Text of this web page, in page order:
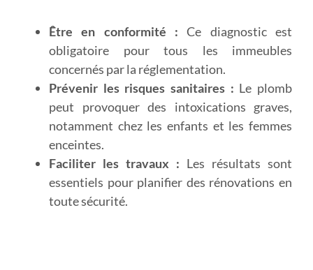
Être en conformité : Ce diagnostic est
obligatoire pour tous les immeubles
concernés par la réglementation.
Prévenir les risques sanitaires : Le plomb
peut provoquer des intoxications graves,
notamment chez les enfants et les femmes
enceintes.
Faciliter les travaux : Les résultats sont
essentiels pour planifier des rénovations en
toute sécurité.